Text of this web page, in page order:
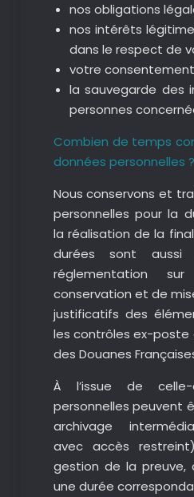
nos obligations
nos intérêts
dans le respect de
votre
la sauvegarde des
personnes
Combien de temps
données personnelles ?
Nous conservons et
personnelles pour la
la réalisation de la
durées sont
réglementation
conservation et de
justificatifs des
les contrôles ex-poste
des Douanes
À l’issue de
personnelles peuvent
archivage
avec accès
gestion de la preuve,
une durée